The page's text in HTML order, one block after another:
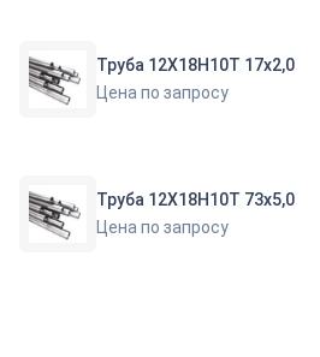
Труба 12Х18Н10Т 17х2,0
Цена по запросу
Труба 12Х18Н10Т 73х5,0
Цена по запросу